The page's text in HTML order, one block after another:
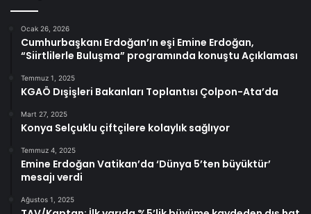
Ocak 26, 2026
Cumhurbaşkanı Erdoğan’ın eşi Emine Erdoğan,
“Siirtlilerle Buluşma” programında konuştu Açıklaması
Temmuz 1, 2025
KGAÖ Dışişleri Bakanları Toplantısı Çolpon-Ata’da
Mart 27, 2025
Konya Selçuklu çiftçilere kolaylık sağlıyor
Temmuz 4, 2025
Emine Erdoğan Vatikan’da ‘Dünya 5’ten büyüktür’
mesajı verdi
Ağustos 1, 2025